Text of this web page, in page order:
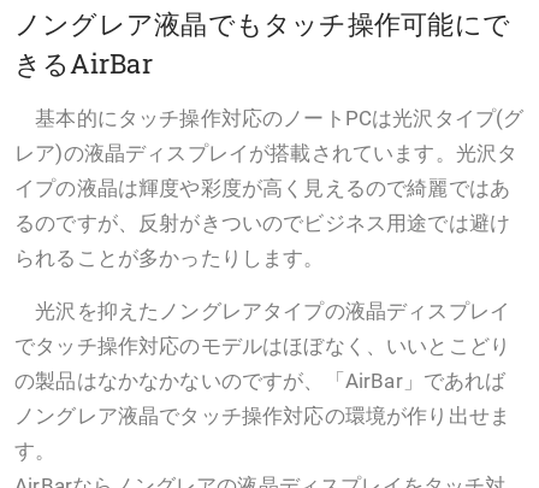
ノングレア液晶でもタッチ操作可能にで
きるAirBar
基本的にタッチ操作対応のノートPCは光沢タイプ(グ
レア)の液晶ディスプレイが搭載されています。光沢タ
イプの液晶は輝度や彩度が高く見えるので綺麗ではあ
るのですが、反射がきついのでビジネス用途では避け
られることが多かったりします。
光沢を抑えたノングレアタイプの液晶ディスプレイ
でタッチ操作対応のモデルはほぼなく、いいとこどり
の製品はなかなかないのですが、「AirBar」であれば
ノングレア液晶でタッチ操作対応の環境が作り出せま
す。